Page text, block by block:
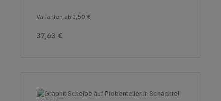
Varianten ab 2,50 €
Regulärer Preis:
37,63 €